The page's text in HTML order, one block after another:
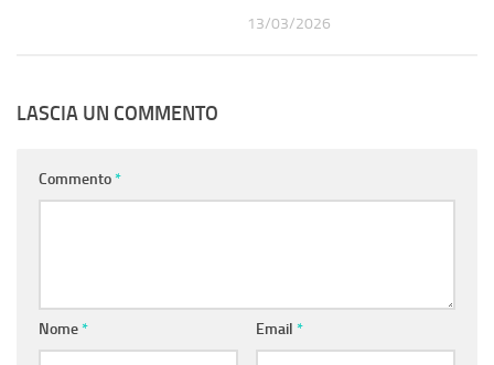
13/03/2026
LASCIA UN COMMENTO
Commento*
Nome* Email *